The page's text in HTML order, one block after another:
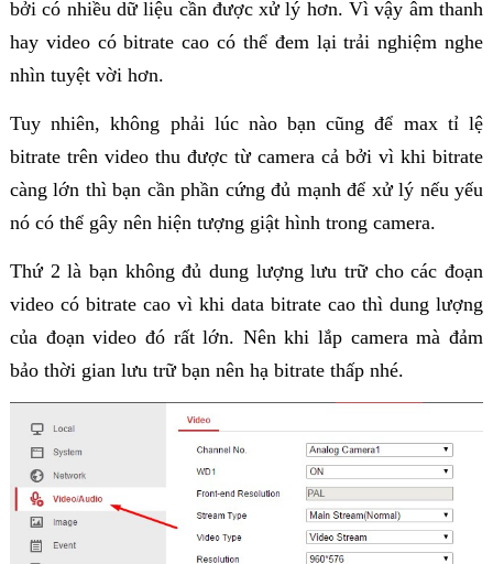
bởi có nhiều dữ liệu cần được xử lý hơn. Vì vậy âm thanh
hay video có bitrate cao có thể đem lại trải nghiệm nghe
nhìn tuyệt vời hơn.
Tuy nhiên, không phải lúc nào bạn cũng để max tỉ lệ
bitrate trên video thu được từ camera cả bởi vì khi bitrate
càng lớn thì bạn cần phần cứng đủ mạnh để xử lý nếu yếu
nó có thể gây nên hiện tượng giật hình trong camera.
Thứ 2 là bạn không đủ dung lượng lưu trữ cho các đoạn
video có bitrate cao vì khi data bitrate cao thì dung lượng
của đoạn video đó rất lớn. Nên khi lắp camera mà đảm
bảo thời gian lưu trữ bạn nên hạ bitrate thấp nhé.